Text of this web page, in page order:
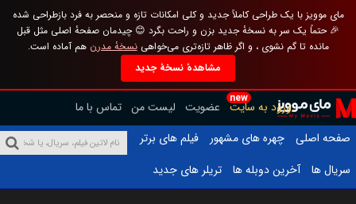
مای موویز با یک طراحی کاملاً جدید و کلی امکانات تازه و منحصر به فرد بازطراحی شده
🎉 حتماً یک سر به نسخهٔ جدید بزن و راحت بگرد 😊 چیدمان صفحهٔ اصلی مثل قبل
مانده تا گم نشوی ، و اگر ظاهر تازه‌تری می‌خواهینسخهٔ مدرن هم آماده است.
مشاهدهٔ نسخهٔ جدید
new
ورود به سایت عضویت لیست من تماس با ما
صفحه اصلی
چهره های مشهور
فیلم های برتر
سریال ها
آخرین دوبله ها تریلر های جدید